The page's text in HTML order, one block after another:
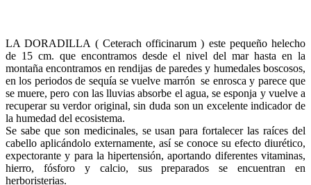
LA DORADILLA ( Ceterach officinarum ) este pequeño helecho
de 15 cm. que encontramos desde el nivel del mar hasta en la
montaña encontramos en rendijas de paredes y humedales boscosos,
en los periodos de sequía se vuelve marrón se enrosca y parece que
se muere, pero con las lluvias absorbe el agua, se esponja y vuelve a
recuperar su verdor original, sin duda son un excelente indicador de
la humedad del ecosistema.
Se sabe que son medicinales, se usan para fortalecer las raíces del
cabello aplicándolo externamente, así se conoce su efecto diurético,
expectorante y para la hipertensión, aportando diferentes vitaminas,
hierro, fósforo y calcio, sus preparados se encuentran en
herboristerias.